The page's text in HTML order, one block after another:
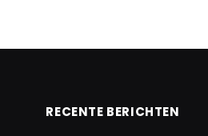
RECENTE BERICHTEN